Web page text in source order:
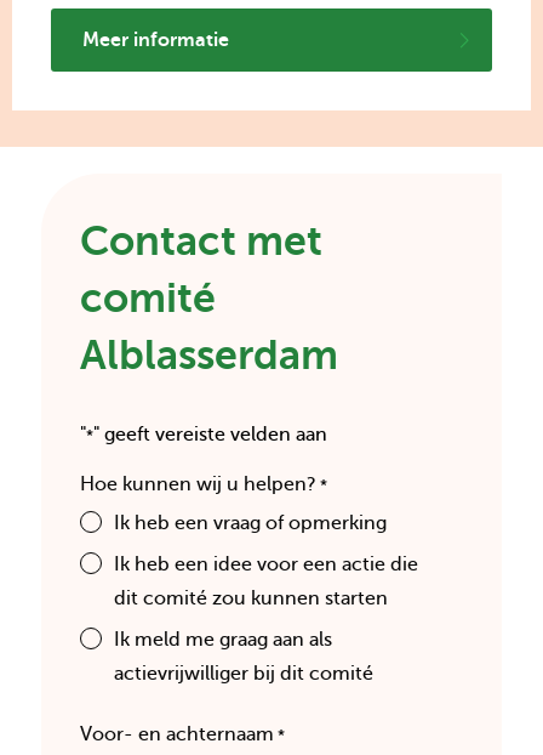
Meer informatie
Contact met
comité
Alblasserdam
"*" geeft vereiste velden aan
Hoe kunnen wij u helpen? *
Ik heb een vraag of opmerking
Ik heb een idee voor een actie die
dit comité zou kunnen starten
Ik meld me graag aan als
actievrijwilliger bij dit comité
Voor- en achternaam *